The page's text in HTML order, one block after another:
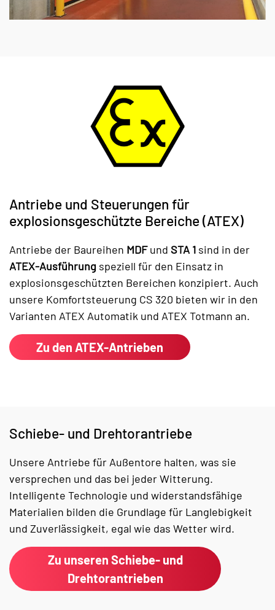
Antriebe und Steuerungen für
explosionsgeschützte Bereiche (ATEX)
Antriebe der Baureihen MDFund STA 1 sind in der
ATEX-Ausführung speziell für den Einsatz in
explosionsgeschützten Bereichen konzipiert. Auch
unsere Komfortsteuerung CS 320 bieten wir in den
Varianten ATEX Automatik und ATEX Totmann an.
Zu den ATEX-Antrieben
Schiebe- und Drehtorantriebe
Unsere Antriebe für Außentore halten, was sie
versprechen und das bei jeder Witterung.
Intelligente Technologie und widerstandsfähige
Materialien bilden die Grundlage für Langlebigkeit
und Zuverlässigkeit, egal wie das Wetter wird.
Zu unseren Schiebe- und
Drehtorantrieben